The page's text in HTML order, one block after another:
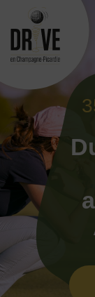
content